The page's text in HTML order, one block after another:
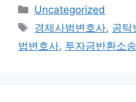
Categories
Uncategorized
Tags
경제사범변호사, 공탁
법변호사, 투자금반환소송